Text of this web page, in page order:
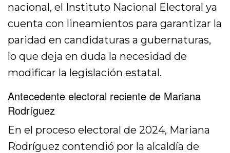
nacional, el Instituto Nacional Electoral ya
cuenta con lineamientos para garantizar la
paridad en candidaturas a gubernaturas,
lo que deja en duda la necesidad de
modificar la legislación estatal.
Antecedente electoral reciente de Mariana
Rodríguez
En el proceso electoral de 2024, Mariana
Rodríguez contendió por la alcaldía de